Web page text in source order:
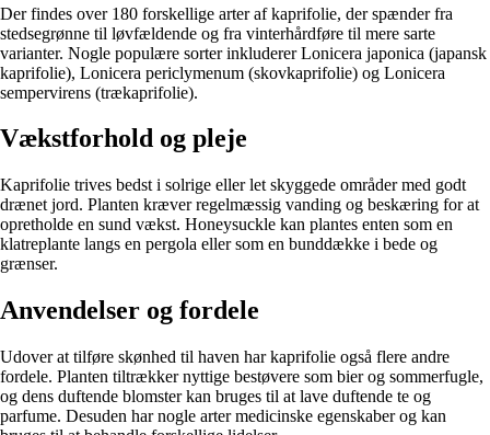
Der findes over 180 forskellige arter af kaprifolie, der spænder fra
stedsegrønne til løvfældende og fra vinterhårdføre til mere sarte
varianter. Nogle populære sorter inkluderer Lonicera japonica (japansk
kaprifolie), Lonicera periclymenum (skovkaprifolie) og Lonicera
sempervirens (trækaprifolie).
Vækstforhold og pleje
Kaprifolie trives bedst i solrige eller let skyggede områder med godt
drænet jord. Planten kræver regelmæssig vanding og beskæring for at
opretholde en sund vækst. Honeysuckle kan plantes enten som en
klatreplante langs en pergola eller som en bunddække i bede og
grænser.
Anvendelser og fordele
Udover at tilføre skønhed til haven har kaprifolie også flere andre
fordele. Planten tiltrækker nyttige bestøvere som bier og sommerfugle,
og dens duftende blomster kan bruges til at lave duftende te og
parfume. Desuden har nogle arter medicinske egenskaber og kan